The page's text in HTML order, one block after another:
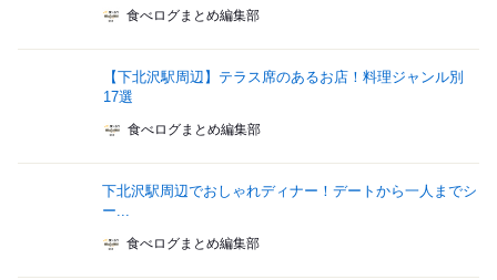
食べログまとめ編集部
【下北沢駅周辺】テラス席のあるお店！料理ジャンル別
17選
食べログまとめ編集部
下北沢駅周辺でおしゃれディナー！デートから一人までシ
ー...
食べログまとめ編集部